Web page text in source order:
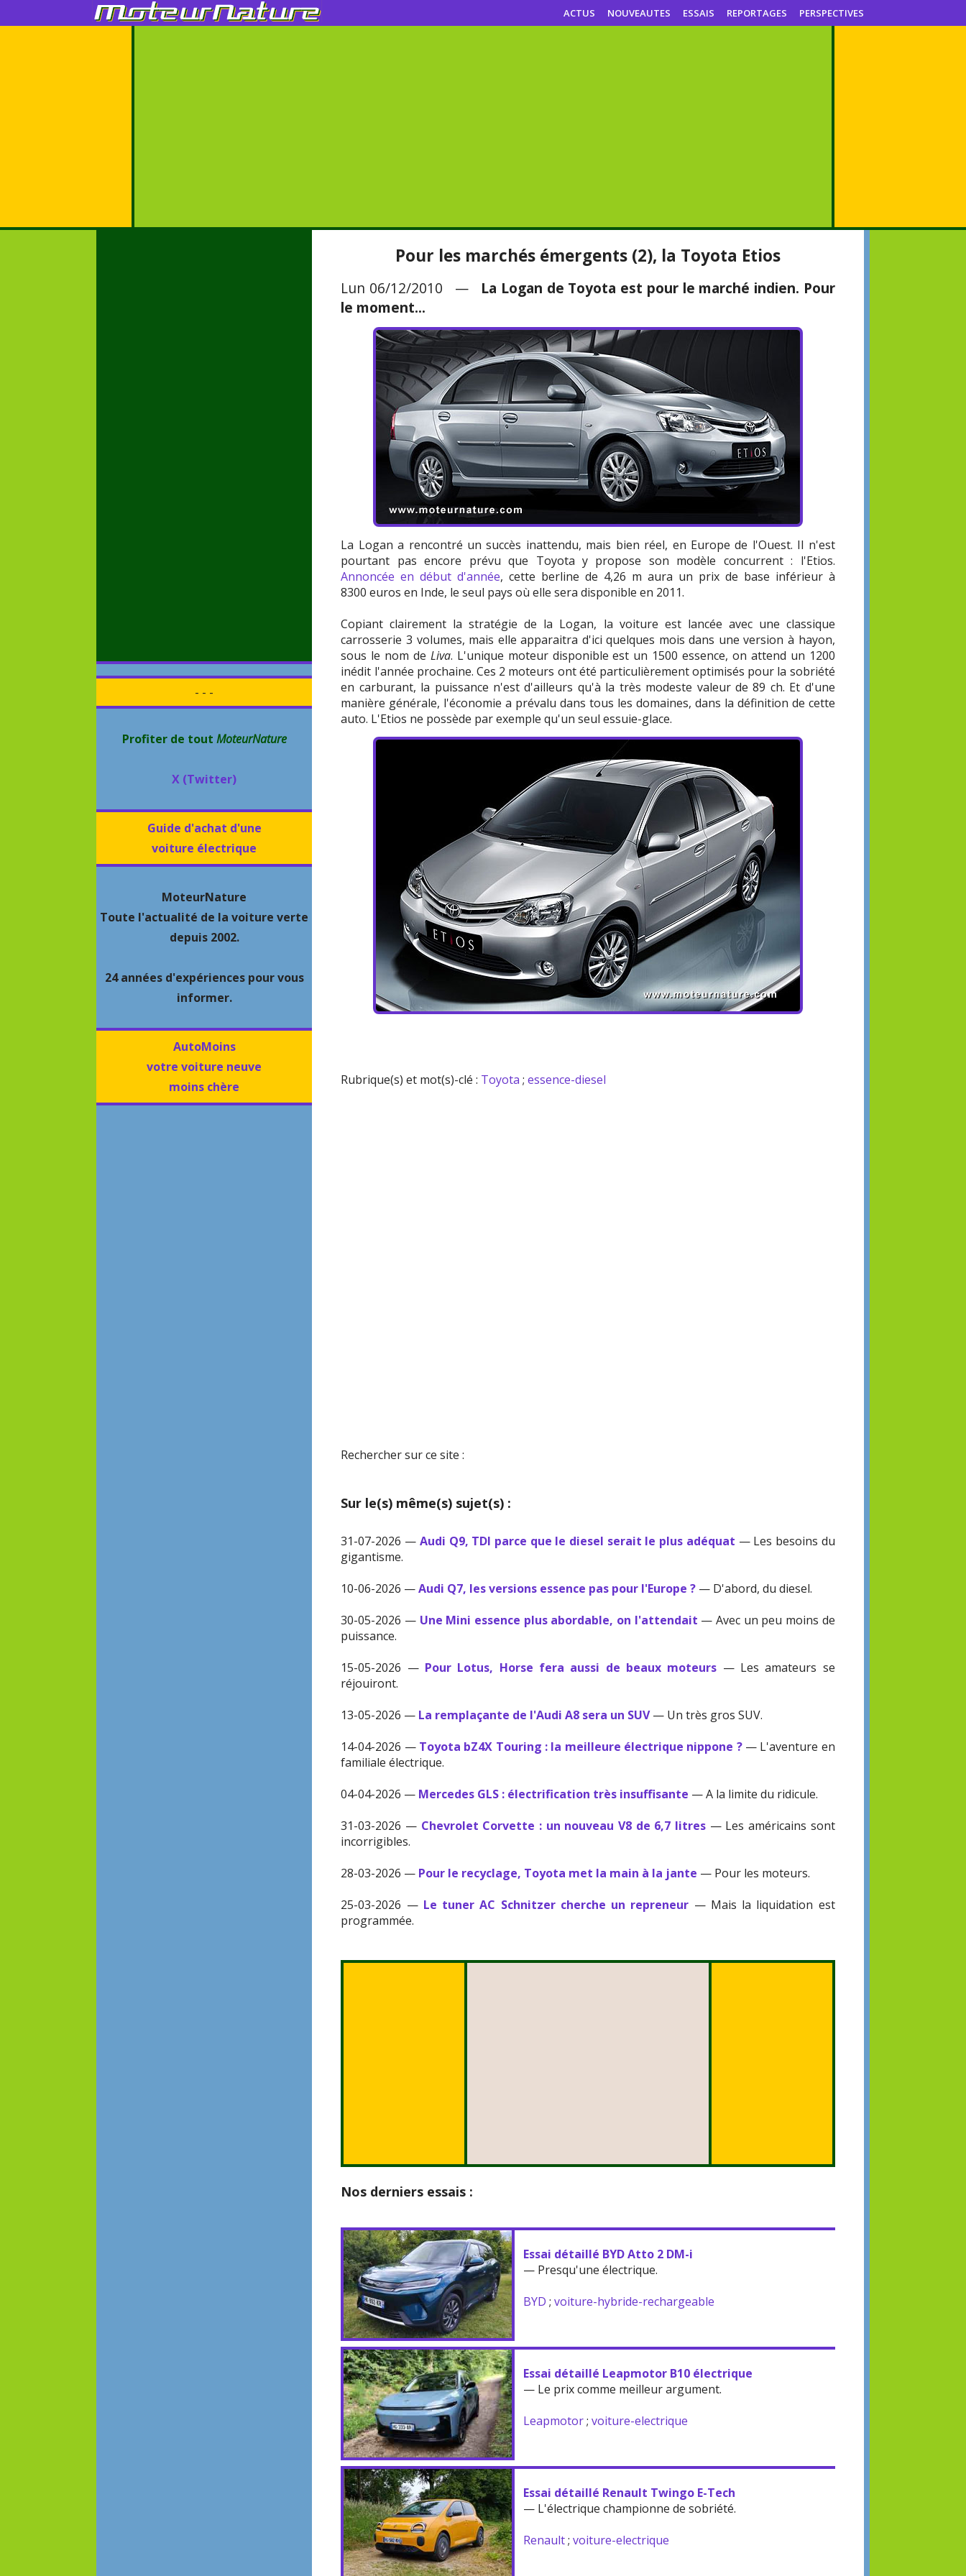
ACTUS NOUVEAUTES ESSAIS REPORTAGES PERSPECTIVES
- - -
Profiter de tout MoteurNature
X (Twitter)
Guide d'achat d'une
voiture électrique
MoteurNature
Toute l'actualité de la voiture verte
depuis 2002.
24 années d'expériences pour vous
informer.
AutoMoins
votre voiture neuve
moins chère
Pour les marchés émergents (2), la Toyota Etios
Lun 06/12/2010 — La Logan de Toyota est pour le marché indien. Pour
le moment...
La Logan a rencontré un succès inattendu, mais bien réel, en Europe de l'Ouest. Il n'est
pourtant pas encore prévu que Toyota y propose son modèle concurrent : l'Etios.
Annoncée en début d'année, cette berline de 4,26 m aura un prix de base inférieur à
8300 euros en Inde, le seul pays où elle sera disponible en 2011.
Copiant clairement la stratégie de la Logan, la voiture est lancée avec une classique
carrosserie 3 volumes, mais elle apparaitra d'ici quelques mois dans une version à hayon,
sous le nom de Liva. L'unique moteur disponible est un 1500 essence, on attend un 1200
inédit l'année prochaine. Ces 2 moteurs ont été particulièrement optimisés pour la sobriété
en carburant, la puissance n'est d'ailleurs qu'à la très modeste valeur de 89 ch. Et d'une
manière générale, l'économie a prévalu dans tous les domaines, dans la définition de cette
auto. L'Etios ne possède par exemple qu'un seul essuie-glace.
Rubrique(s) et mot(s)-clé : Toyota ;essence-diesel
Rechercher sur ce site :
Sur le(s) même(s) sujet(s) :
31-07-2026 — Audi Q9, TDI parce que le diesel serait le plus adéquat — Les besoins du
gigantisme.
10-06-2026 —Audi Q7, les versions essence pas pour l'Europe ? — D'abord, du diesel.
30-05-2026 — Une Mini essence plus abordable, on l'attendait — Avec un peu moins de
puissance.
15-05-2026 — Pour Lotus, Horse fera aussi de beaux moteurs — Les amateurs se
réjouiront.
13-05-2026 — La remplaçante de l'Audi A8 sera un SUV— Un très gros SUV.
14-04-2026 — Toyota bZ4X Touring : la meilleure électrique nippone ?— L'aventure en
familiale électrique.
04-04-2026 — Mercedes GLS : électrification très insuffisante — A la limite du ridicule.
31-03-2026 — Chevrolet Corvette : un nouveau V8 de 6,7 litres— Les américains sont
incorrigibles.
28-03-2026 — Pour le recyclage, Toyota met la main à la jante — Pour les moteurs.
25-03-2026 — Le tuner AC Schnitzer cherche un repreneur — Mais la liquidation est
programmée.
Nos derniers essais :
Essai détaillé BYD Atto 2 DM-i
— Presqu'une électrique.
BYD ;voiture-hybride-rechargeable
Essai détaillé Leapmotor B10 électrique
— Le prix comme meilleur argument.
Leapmotor;voiture-electrique
Essai détaillé Renault Twingo E-Tech
— L'électrique championne de sobriété.
Renault;voiture-electrique